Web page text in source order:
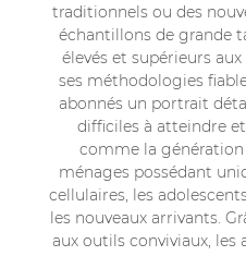
traditionnels ou des
échantillons de grande
élevés et supérieurs
ses méthodologies
abonnés un portrait
difficiles à atteindre
comme la génération
ménages possédant
cellulaires, les
les nouveaux arrivants.
aux outils conviviaux, les